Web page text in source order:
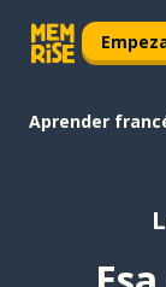
Aprender